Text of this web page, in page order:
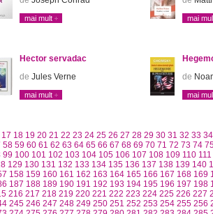
mai mult mai
Hector servadac
de Jules Verne
mai mult
de
mai
17 18 19 20 21 22 23 24 25 26 27 28 29 30 31 32 33 34
58 59 60 61 62 63 64 65 66 67 68 69 70 71 72 73 74
99 100 101 102 103 104 105 106 107 108 109 110 111
129 130 131 132 133 134 135 136 137 138 139 140
158 159 160 161 162 163 164 165 166 167 168 169
187 188 189 190 191 192 193 194 195 196 197 198
216 217 218 219 220 221 222 223 224 225 226 227
245 246 247 248 249 250 251 252 253 254 255 256